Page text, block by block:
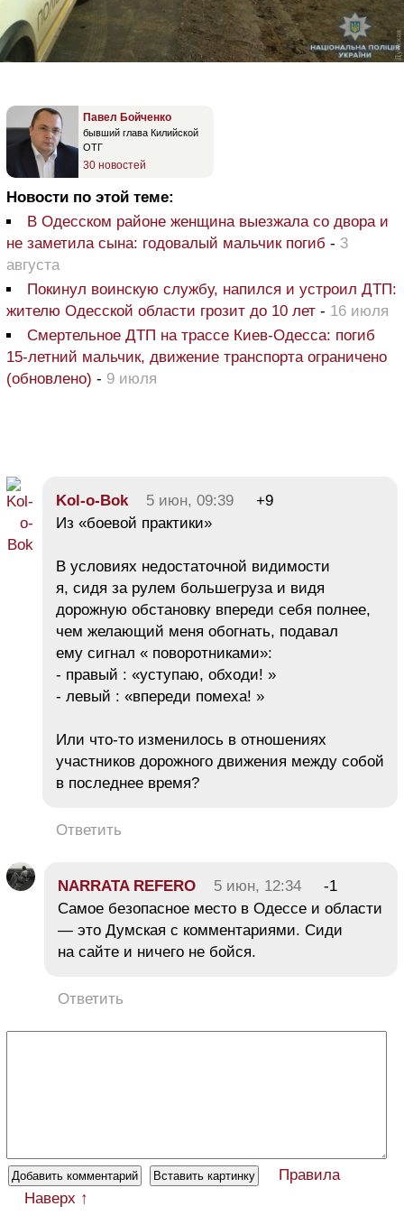
Павел Бойченко
бывший глава Килийской
ОТГ
30 новостей
Новости по этой теме:
В Одесском районе женщина выезжала со двора и
не заметила сына: годовалый мальчик погиб - 3
августа
Покинул воинскую службу, напился и устроил ДТП:
жителю Одесской области грозит до 10 лет - 16 июля
Смертельное ДТП на трассе Киев-Одесса: погиб
15-летний мальчик, движение транспорта ограничено
(обновлено) - 9 июля
Kol-o-Bok 5 июн, 09:39
+9
Из «боевой практики»
В условиях недостаточной видимости
я, сидя за рулем большегруза и видя
дорожную обстановку впереди себя полнее,
чем желающий меня обогнать, подавал
ему сигнал « поворотниками»:
- правый : «уступаю, обходи! »
- левый : «впереди помеха! »
Или что-то изменилось в отношениях
участников дорожного движения между собой
в последнее время?
Ответить
NARRATA REFERO 5 июн, 12:34
-1
Cамое безопасное место в Одессе и области
— это Думская с комментариями. Сиди
на сайте и ничего не бойся.
Ответить
Правила
Наверх ↑